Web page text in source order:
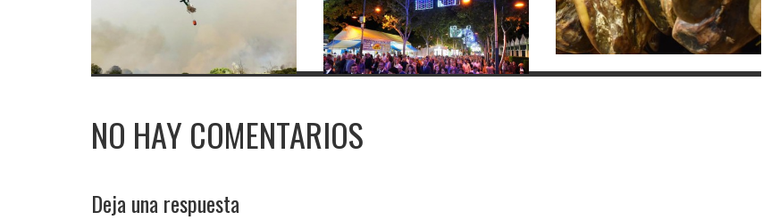
NO HAY COMENTARIOS
Deja una respuesta